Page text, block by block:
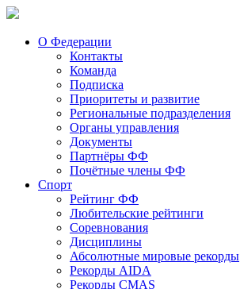
О Федерации
Контакты
Команда
Подписка
Приоритеты и развитие
Региональные подразделения
Органы управления
Документы
Партнёры ФФ
Почётные члены ФФ
Спорт
Рейтинг ФФ
Любительские рейтинги
Соревнования
Дисциплины
Абсолютные мировые рекорды
Рекорды AIDA
Рекорды CMAS